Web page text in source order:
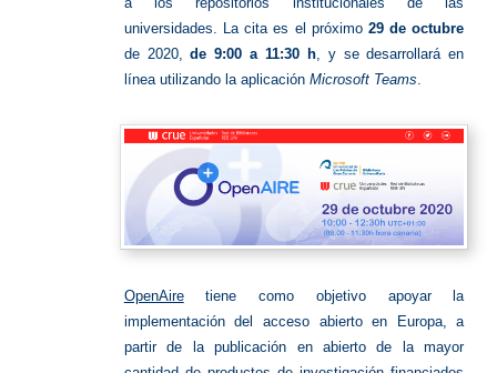
universidades. La cita es el próximo 29 de octubre
de 2020,de 9:00 a 11:30 h, y se desarrollará en
línea utilizando la aplicación Microsoft Teams
OpenAiretiene como objetivo apoyar la
implementación del acceso abierto en Europa, a
partir de la publicación en abierto de la mayor